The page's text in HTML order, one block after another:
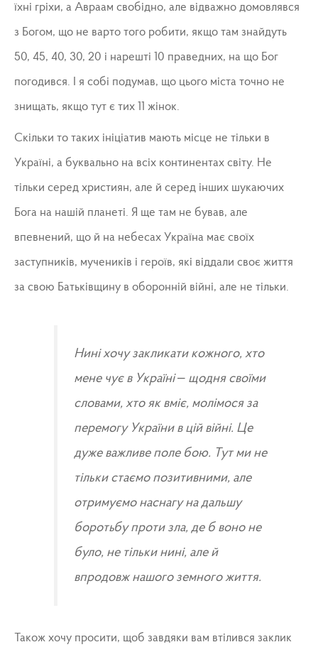
їхні гріхи, а Авраам свобідно, але відважно домовлявся
з Богом, що не варто того робити, якщо там знайдуть
50, 45, 40, 30, 20 і нарешті 10 праведних, на що Бог
погодився. І я собі подумав, що цього міста точно не
знищать, якщо тут є тих 11 жінок.
Скільки то таких ініціатив мають місце не тільки в
Україні, а буквально на всіх континентах світу. Не
тільки серед християн, але й серед інших шукаючих
Бога на нашій планеті. Я ще там не бував, але
впевнений, що й на небесах Україна має своїх
заступників, мучеників і героїв, які віддали своє життя
за свою Батьківщину в оборонній війні, але не тільки.
Нині хочу закликати кожного, хто
мене чує в Україні – щодня своїми
словами, хто як вміє, молімося за
перемогу України в цій війні. Це
дуже важливе поле бою. Тут ми не
тільки стаємо позитивними, але
отримуємо наснагу на дальшу
боротьбу проти зла, де б воно не
було, не тільки нині, але й
впродовж нашого земного життя.
Також хочу просити, щоб завдяки вам втілився заклик